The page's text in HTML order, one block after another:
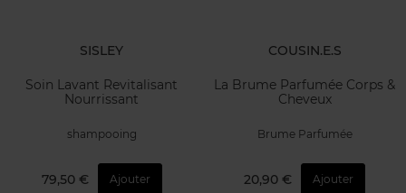
SISLEY
Soin Lavant Revitalisant
Nourrissant
shampooing
79,50 € Ajouter
COUSIN.E.S
La Brume Parfumée Corps &
Cheveux
Brume Parfumée
20,90 € Ajouter